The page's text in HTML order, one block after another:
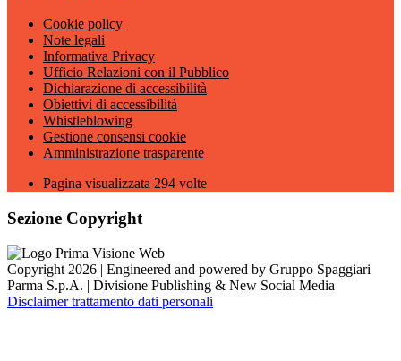
Cookie policy
Note legali
Informativa Privacy
Ufficio Relazioni con il Pubblico
Dichiarazione di accessibilità
Obiettivi di accessibilità
Whistleblowing
Gestione consensi cookie
Amministrazione trasparente
Pagina visualizzata 294 volte
Sezione Copyright
Copyright 2026 | Engineered and powered by Gruppo Spaggiari
Parma S.p.A. | Divisione Publishing & New Social Media
Disclaimer trattamento dati personali